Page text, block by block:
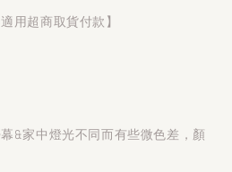
用超商取貨付款】
&家中燈光不同而有些微色差，顏